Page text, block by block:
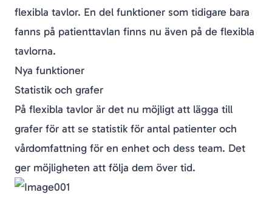
flexibla tavlor. En del funktioner som tidigare bara
fanns på patienttavlan finns nu även på de flexibla
tavlorna.
Nya funktioner
Statistik och grafer
På flexibla tavlor är det nu möjligt att lägga till
grafer för att se statistik för antal patienter och
vårdomfattning för en enhet och dess team. Det
ger möjligheten att följa dem över tid.